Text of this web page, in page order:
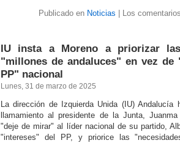
Publicado en Noticias Los
IU insta a Moreno a priorizar
"millones de andaluces" en vez
PP" nacional
Lunes, 31 de marzo de 2025
La dirección de Izquierda Unida (IU) Andalucía
llamamiento al presidente de la Junta,
"deje de mirar" al líder nacional de su partido,
"intereses" del PP, y priorice las